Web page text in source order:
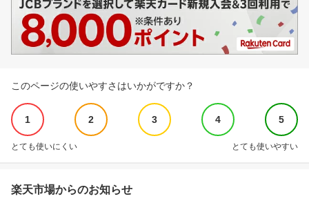
このページの使いやすさはいかがですか？
1 2 3 4 5
とても使いにくい とても使いやすい
楽天市場からのお知らせ